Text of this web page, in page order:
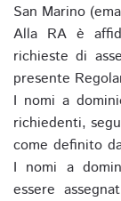
San Marino
Alla RA è
richieste di
presente
I nomi a
richiedenti,
come definito
I nomi a
essere